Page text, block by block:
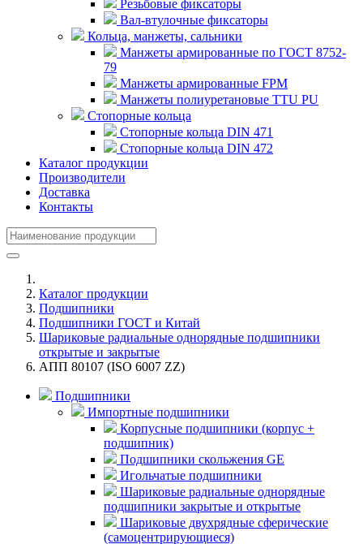
Резьбовые фиксаторы
Вал-втулочные фиксаторы
Кольца, манжеты, сальники
Манжеты армированные по ГОСТ 8752-
79
Манжеты армированные FPM
Манжеты полиуретановые TTU PU
Стопорные кольца
Стопорные кольца DIN 471
Стопорные кольца DIN 472
Каталог продукции
Производители
Доставка
Контакты
Каталог продукции
Подшипники
Подшипники ГОСТ и Китай
Шариковые радиальные однорядные подшипники
открытые и закрытые
АПП 80107 (ISO 6007 ZZ)
Подшипники
Импортные подшипники
Корпусные подшипники (корпус +
подшипник)
Подшипники скольжения GE
Игольчатые подшипники
Шариковые радиальные однорядные
подшипники закрытые и открытые
Шариковые двухрядные сферические
(самоцентрирующиеся)